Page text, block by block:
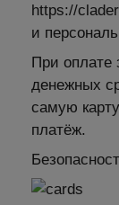
https://
и
При оплате
денежных
самую
платёж.